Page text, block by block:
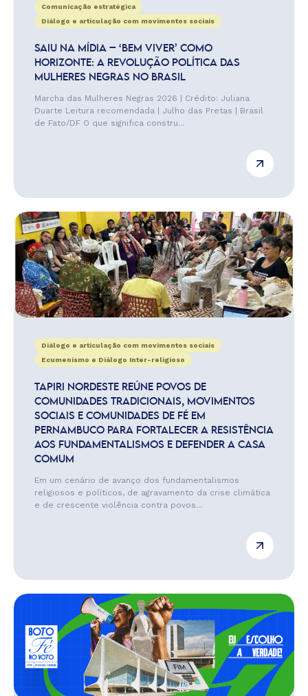
Comunicação estratégica
Diálogo e articulação com movimentos sociais
SAIU NA MÍDIA – ‘BEM VIVER’ COMO
HORIZONTE: A REVOLUÇÃO POLÍTICA DAS
MULHERES NEGRAS NO BRASIL
Marcha das Mulheres Negras 2026 | Crédito: Juliana
Duarte Leitura recomendada | Julho das Pretas | Brasil
de Fato/DF O que significa constru...
Diálogo e articulação com movimentos sociais
Ecumenismo e Diálogo Inter-religioso
TAPIRI NORDESTE REÚNE POVOS DE
COMUNIDADES TRADICIONAIS, MOVIMENTOS
SOCIAIS E COMUNIDADES DE FÉ EM
PERNAMBUCO PARA FORTALECER A RESISTÊNCIA
AOS FUNDAMENTALISMOS E DEFENDER A CASA
COMUM
Em um cenário de avanço dos fundamentalismos
religiosos e políticos, de agravamento da crise climática
e de crescente violência contra povos...